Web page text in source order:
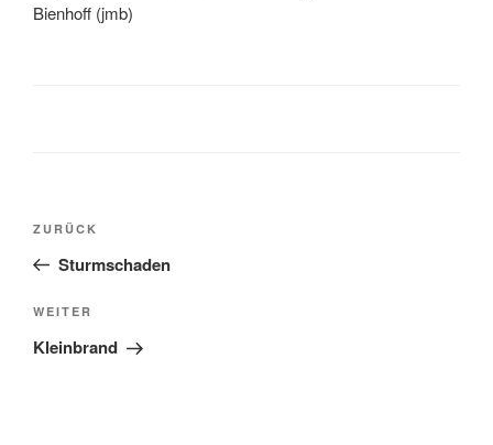
Bienhoff (jmb)
ZURÜCK
Sturmschaden
WEITER
Kleinbrand